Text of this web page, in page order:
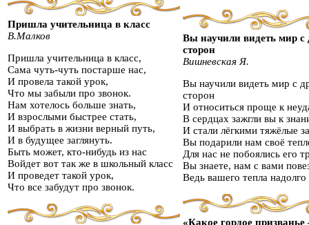
Пришла учительница в класс
В.Малков
Пришла учительница в класс,
Сама чуть-чуть постарше нас,
И провела такой урок,
Что мы забыли про звонок.
Нам хотелось больше знать,
И взрослыми быстрее стать,
И выбрать в жизни верный путь,
И в будущее заглянуть.
Быть может, кто-нибудь из нас
Войдет вот так же в школьный класс
И проведет такой урок,
Что все забудут про звонок.
Вы научили видеть мир с
сторон
Вишневская Я.
Вы научили видеть мир с
сторон
И относиться проще к
В сердцах зажгли вы к
И стали лёгкими тяжёлые
Вы подарили нам своё
Для нас не побоялись его
Вы знаете, нам с вами
Ведь вашего тепла надолго
«Какое гордое